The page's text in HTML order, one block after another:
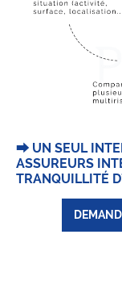
⮕ UN SEUL
ASSUREURS
TRANQUILLITÉ